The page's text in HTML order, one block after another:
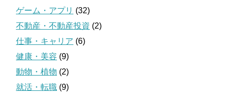
ゲーム・アプリ (32)
不動産・不動産投資 (2)
仕事・キャリア (6)
健康・美容 (9)
動物・植物 (2)
就活・転職 (9)